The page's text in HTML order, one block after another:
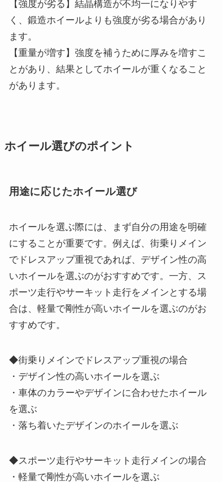
【強度が劣る】結晶構造が不均一になりやす
く、鍛造ホイールよりも強度が劣る場合があり
ます。
【重量が増す】強度を補うために厚みを増すこ
とがあり、結果としてホイールが重くなること
があります。
ホイール選びのポイント
用途に応じたホイール選び
ホイールを選ぶ際には、まず自分の用途を明確
にすることが重要です。例えば、街乗りメイン
でドレスアップ重視であれば、デザイン性の高
いホイールを選ぶのがおすすめです。一方、ス
ポーツ走行やサーキット走行をメインとする場
合は、軽量で剛性が高いホイールを選ぶのがお
すすめです。
◆街乗りメインでドレスアップ重視の場合
・デザイン性の高いホイールを選ぶ
・車体のカラーやデザインに合わせたホイール
を選ぶ
・落ち着いたデザインのホイールを選ぶ
◆スポーツ走行やサーキット走行メインの場合
・軽量で剛性が高いホイールを選ぶ